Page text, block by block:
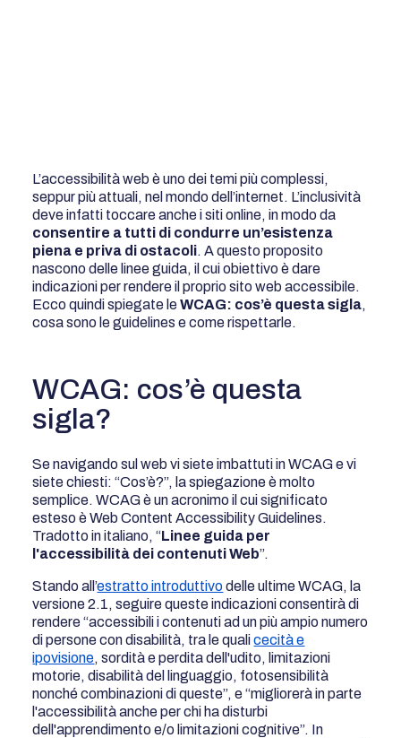
L’accessibilità web è uno dei temi più complessi,
seppur più attuali, nel mondo dell’internet. L’inclusività
deve infatti toccare anche i siti online, in modo da
consentire a tutti di condurre un’esistenza
piena e priva di ostacoli. A questo proposito
nascono delle linee guida, il cui obiettivo è dare
indicazioni per rendere il proprio sito web accessibile.
Ecco quindi spiegate leWCAG: cos’è questa sigla,
cosa sono le guidelines e come rispettarle.
WCAG: cos’è questa
sigla?
Se navigando sul web vi siete imbattuti in WCAG e vi
siete chiesti: “Cos’è?”, la spiegazione è molto
semplice. WCAG è un acronimo il cui significato
esteso è Web Content Accessibility Guidelines.
Tradotto in italiano, “Linee guida per
l'accessibilità dei contenuti Web”.
Stando all’estratto introduttivodelle ultime WCAG, la
versione 2.1, seguire queste indicazioni consentirà di
rendere “accessibili i contenuti ad un più ampio numero
di persone con disabilità, tra le qualicecità e
ipovisione, sordità e perdita dell'udito, limitazioni
motorie, disabilità del linguaggio, fotosensibilità
nonché combinazioni di queste”, e “migliorerà in parte
l'accessibilità anche per chi ha disturbi
dell'apprendimento e/o limitazioni cognitive”. In